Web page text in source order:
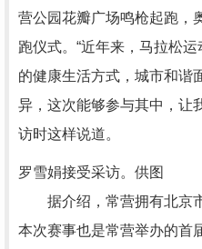
营公园花瓣广场鸣枪起跑，
跑仪式。“近年来，马拉松
的健康生活方式，城市和谐
异，这次能够参与其中，让
访时这样说道。
罗雪娟接受采访。供图
据介绍，常营拥有北京市
本次赛事也是常营举办的首